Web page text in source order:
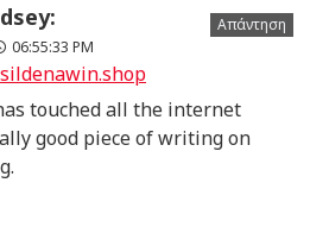
06:55:33 PM
Απάντηση
touched all the internet
good piece of writing on